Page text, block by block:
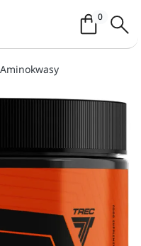
0Koszyk /
Aminokwasy